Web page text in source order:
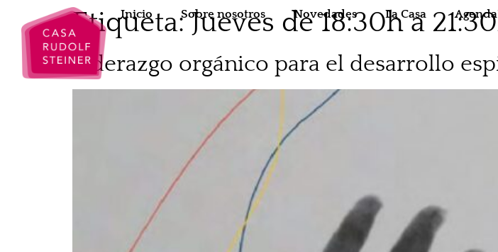
Inicio Sobre nosotros Novedades La Casa Agenda
Etiqueta:Jueves de 18:30h a
Liderazgo orgánico para el desarrollo